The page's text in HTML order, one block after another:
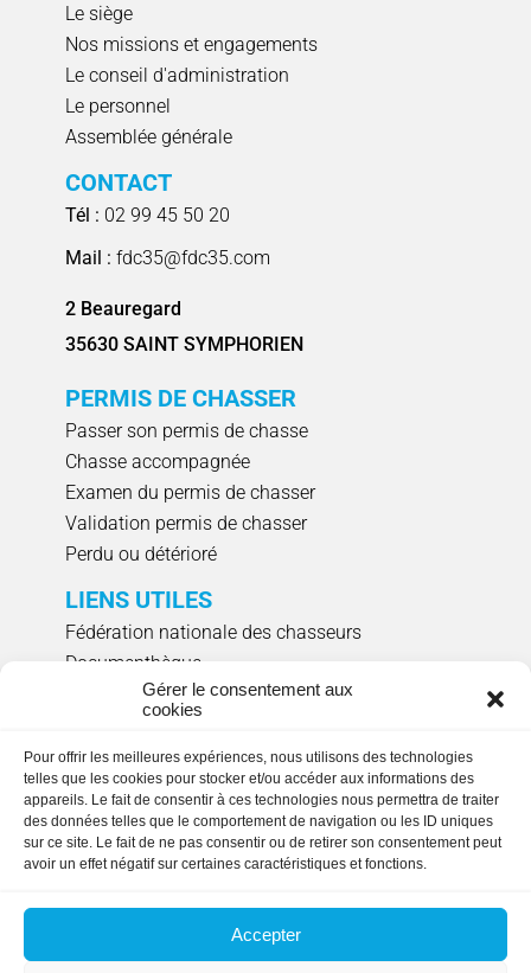
Gérer le consentement aux
cookies
Pour offrir les meilleures expériences, nous utilisons des technologies
telles que les cookies pour stocker et/ou accéder aux informations des
appareils. Le fait de consentir à ces technologies nous permettra de traiter
des données telles que le comportement de navigation ou les ID uniques
sur ce site. Le fait de ne pas consentir ou de retirer son consentement peut
avoir un effet négatif sur certaines caractéristiques et fonctions.
Accepter
Le siège
Nos missions et engagements
Le conseil d'administration
Le personnel
Assemblée générale
CONTACT
Tél : 02 99 45 50 20
Mail : fdc35@fdc35.com
2 Beauregard
35630 SAINT SYMPHORIEN
PERMIS DE CHASSER
Passer son permis de chasse
Chasse accompagnée
Examen du permis de chasser
Validation permis de chasser
Perdu ou détérioré
LIENS UTILES
Fédération nationale des chasseurs
Documenthèque
Agenda évènements
NOUS SUIVRE
HORAIRES D'OUVERTURE
Lundi, mardi, jeudi et vendredi: 9h00 à 17h15
Fermée le mercredi